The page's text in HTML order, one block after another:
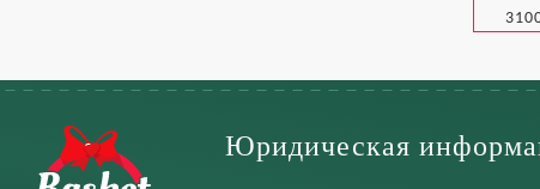
Юридическая